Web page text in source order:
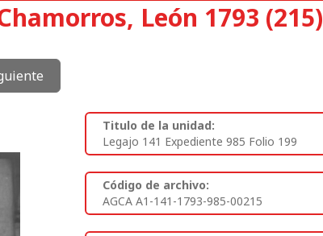
León 1793 (215)
Titulo de la unidad:
Legajo 141 Expediente 985 Folio 199
Código de archivo:
AGCA A1-141-1793-985-00215